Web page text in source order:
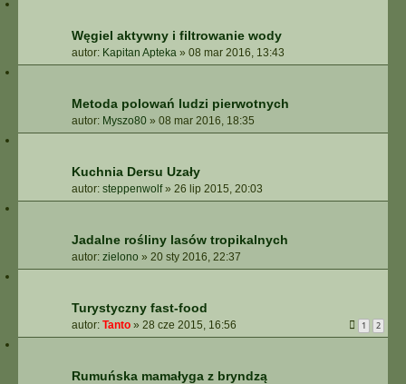
Węgiel aktywny i filtrowanie wody
autor: Kapitan Apteka » 08 mar 2016, 13:43
Metoda polowań ludzi pierwotnych
autor: Myszo80 » 08 mar 2016, 18:35
Kuchnia Dersu Uzały
autor: steppenwolf» 26 lip 2015, 20:03
Jadalne rośliny lasów tropikalnych
autor: zielono » 20 sty 2016, 22:37
Turystyczny fast-food
autor: Tanto » 28 cze 2015, 16:56 1 2
Rumuńska mamałyga z bryndzą